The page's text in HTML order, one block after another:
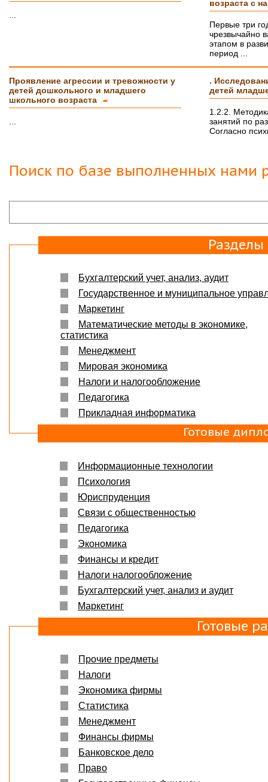
возраста с
Первые три
чрезвычайно
этапом в
период ...
Проявление агрессии и тревожности у
детей дошкольного и младшего
школьного возраста
➨
.
детей
1.2.2.
занятий по
Согласно
Поиск по базе выполненных нами
Бухгалтерский учет, анализ, аудит
Государственное и муниципальное
Маркетинг
Математические методы в экономике,
статистика
Менеджмент
Мировая экономика
Налоги и налогообложение
Педагогика
Прикладная информатика
Готовые
Информационные технологии
Психология
Юриспруденция
Связи с общественностью
Педагогика
Экономика
Финансы и кредит
Налоги налогообложение
Бухгалтерский учет, анализ и аудит
Маркетинг
Готовые
Прочие предметы
Налоги
Экономика фирмы
Статистика
Менеджмент
Финансы фирмы
Банковское дело
Право